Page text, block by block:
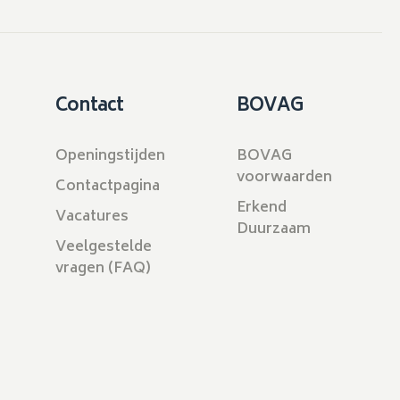
Contact
Openingstijden
Contactpagina
Vacatures
Veelgestelde
vragen (FAQ)
BOVAG
BOVAG
voorwaarden
Erkend
Duurzaam